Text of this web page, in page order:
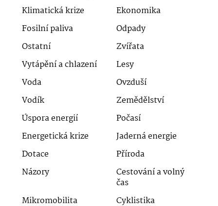
Klimatická krize
Ekonomika
Fosilní paliva
Odpady
Ostatní
Zvířata
Vytápění a chlazení
Lesy
Voda
Ovzduší
Vodík
Zemědělství
Úspora energií
Počasí
Energetická krize
Jaderná energie
Dotace
Příroda
Názory
Cestování a volný
čas
Mikromobilita
Cyklistika